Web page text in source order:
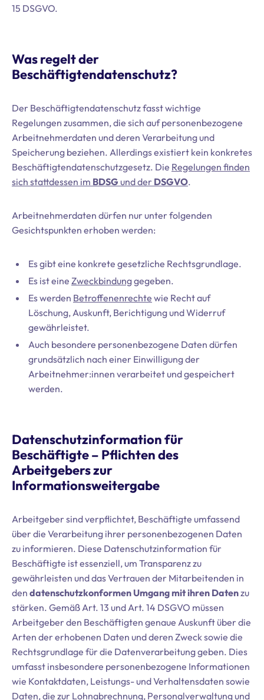
15 DSGVO.
Was regelt der
Beschäftigtendatenschutz?
Der Beschäftigtendatenschutz fasst wichtige
Regelungen zusammen, die sich auf personenbezogene
Arbeitnehmerdaten und deren Verarbeitung und
Speicherung beziehen. Allerdings existiert kein konkretes
Beschäftigtendatenschutzgesetz. Die Regelungen finden
sich stattdessen im BDSG und der DSGVO.
Arbeitnehmerdaten dürfen nur unter folgenden
Gesichtspunkten erhoben werden:
Es gibt eine konkrete gesetzliche Rechtsgrundlage.
Es ist eine Zweckbindunggegeben.
Es werden Betroffenenrechte wie Recht auf
Löschung, Auskunft, Berichtigung und Widerruf
gewährleistet.
Auch besondere personenbezogene Daten dürfen
grundsätzlich nach einer Einwilligung der
Arbeitnehmer:innen verarbeitet und gespeichert
werden.
Datenschutzinformation für
Beschäftigte – Pflichten des
Arbeitgebers zur
Informationsweitergabe
Arbeitgeber sind verpflichtet, Beschäftigte umfassend
über die Verarbeitung ihrer personenbezogenen Daten
zu informieren. Diese Datenschutzinformation für
Beschäftigte ist essenziell, um Transparenz zu
gewährleisten und das Vertrauen der Mitarbeitenden in
den datenschutzkonformen Umgang mit ihren Datenzu
stärken. Gemäß Art. 13 und Art. 14 DSGVO müssen
Arbeitgeber den Beschäftigten genaue Auskunft über die
Arten der erhobenen Daten und deren Zweck sowie die
Rechtsgrundlage für die Datenverarbeitung geben. Dies
umfasst insbesondere personenbezogene Informationen
wie Kontaktdaten, Leistungs- und Verhaltensdaten sowie
Daten, die zur Lohnabrechnung, Personalverwaltung und